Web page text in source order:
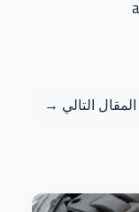
المقال التالي →